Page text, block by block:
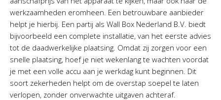
werkzaamheden eromheen. Een betrouwbare aanbieder
helpt je hierbij. Een partij als Wall Box Nederland B.V. biedt
bijvoorbeeld een complete installatie, van het eerste advies
tot de daadwerkelijke plaatsing. Omdat zij zorgen voor een
snelle plaatsing, hoef je niet wekenlang te wachten voordat
je met een volle accu aan je werkdag kunt beginnen. Dit
soort zekerheden helpt om de overstap soepel te laten
verlopen, zonder onverwachte uitgaven achteraf.